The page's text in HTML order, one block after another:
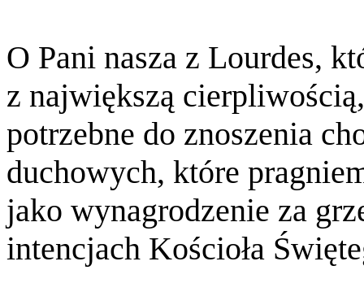
O Pani nasza z Lourdes,
z największą
potrzebne do znoszenia
duchowych, które
jako wynagrodzenie za
intencjach Kościoła